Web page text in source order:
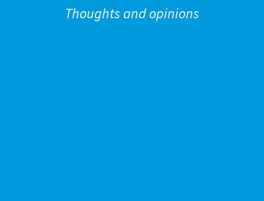
Thoughts and opinions